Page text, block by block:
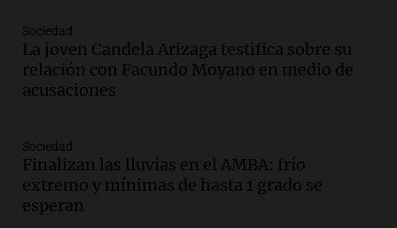
distraídos: ¿Qué pasa con un niño
cuando el padre mira mucho el teléfono?
Educar entre todos
Episodios
edificios icónicos
Panorama Federal
Episodios
Audio.
Sociedad
La joven Candela Arizaga testifica sobre su
relación con Facundo Moyano en medio de
acusaciones
Sociedad
Finalizan las lluvias en el AMBA: frío
extremo y mínimas de hasta 1 grado se
esperan